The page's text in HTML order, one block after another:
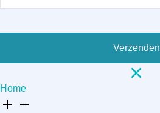
Verzenden
Home